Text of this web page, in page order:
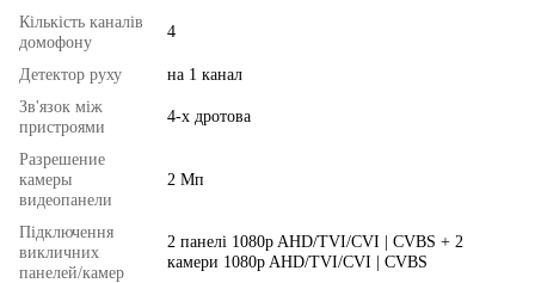
Кількість каналів
домофону
4
Детектор руху
на 1 канал
Зв'язок між
пристроями
4-х дротова
Разрешение
камеры
видеопанели
2 Мп
Підключення
викличних
панелей/камер
2 панелі 1080p AHD/TVI/CVI | CVBS + 2
камери 1080p AHD/TVI/CVI | CVBS